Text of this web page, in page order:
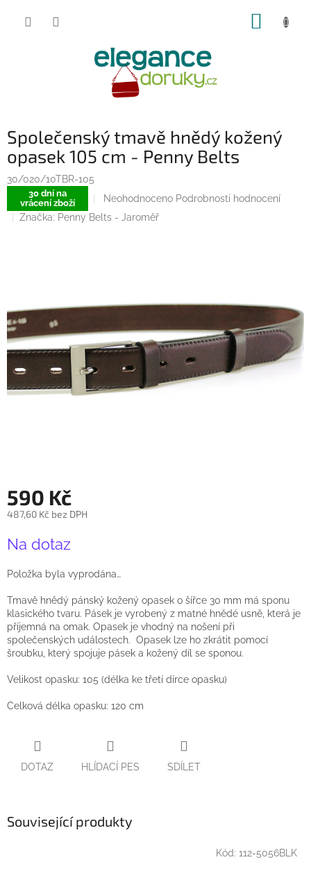
Společenský tmavě hnědý kožený
opasek 105 cm - Penny Belts
30/020/10TBR-105
30 dní na
vrácení zboží
Průměrné
hodnocení
produktu
Neohodnoceno Podrobnosti hodnocení
Značka: Penny Belts - Jaroměř
590 Kč
487,60 Kč bez DPH
cena:
Na dotaz
Položka byla vyprodána…
Tmavě hnědý pánský kožený opasek o šířce 30 mm má sponu
klasického tvaru. Pásek je vyrobený z matné hnědé usně, která je
příjemná na omak. Opasek je vhodný na nošení při
společenských událostech. Opasek lze ho zkrátit pomocí
šroubku, který spojuje pásek a kožený díl se sponou.
Velikost opasku: 105 (délka ke třetí dírce opasku)
Celková délka opasku: 120 cm
DOTAZ HLÍDACÍ PES SDÍLET
Související produkty
Kód: 112-5056BLK